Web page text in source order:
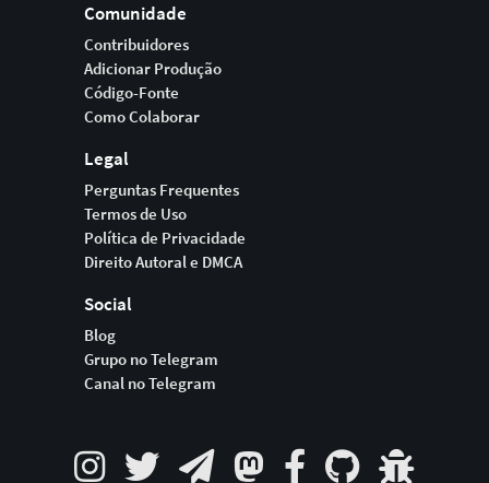
Comunidade
Contribuidores
Adicionar Produção
Código-Fonte
Como Colaborar
Legal
Perguntas Frequentes
Termos de Uso
Política de Privacidade
Direito Autoral e DMCA
Social
Blog
Grupo no Telegram
Canal no Telegram